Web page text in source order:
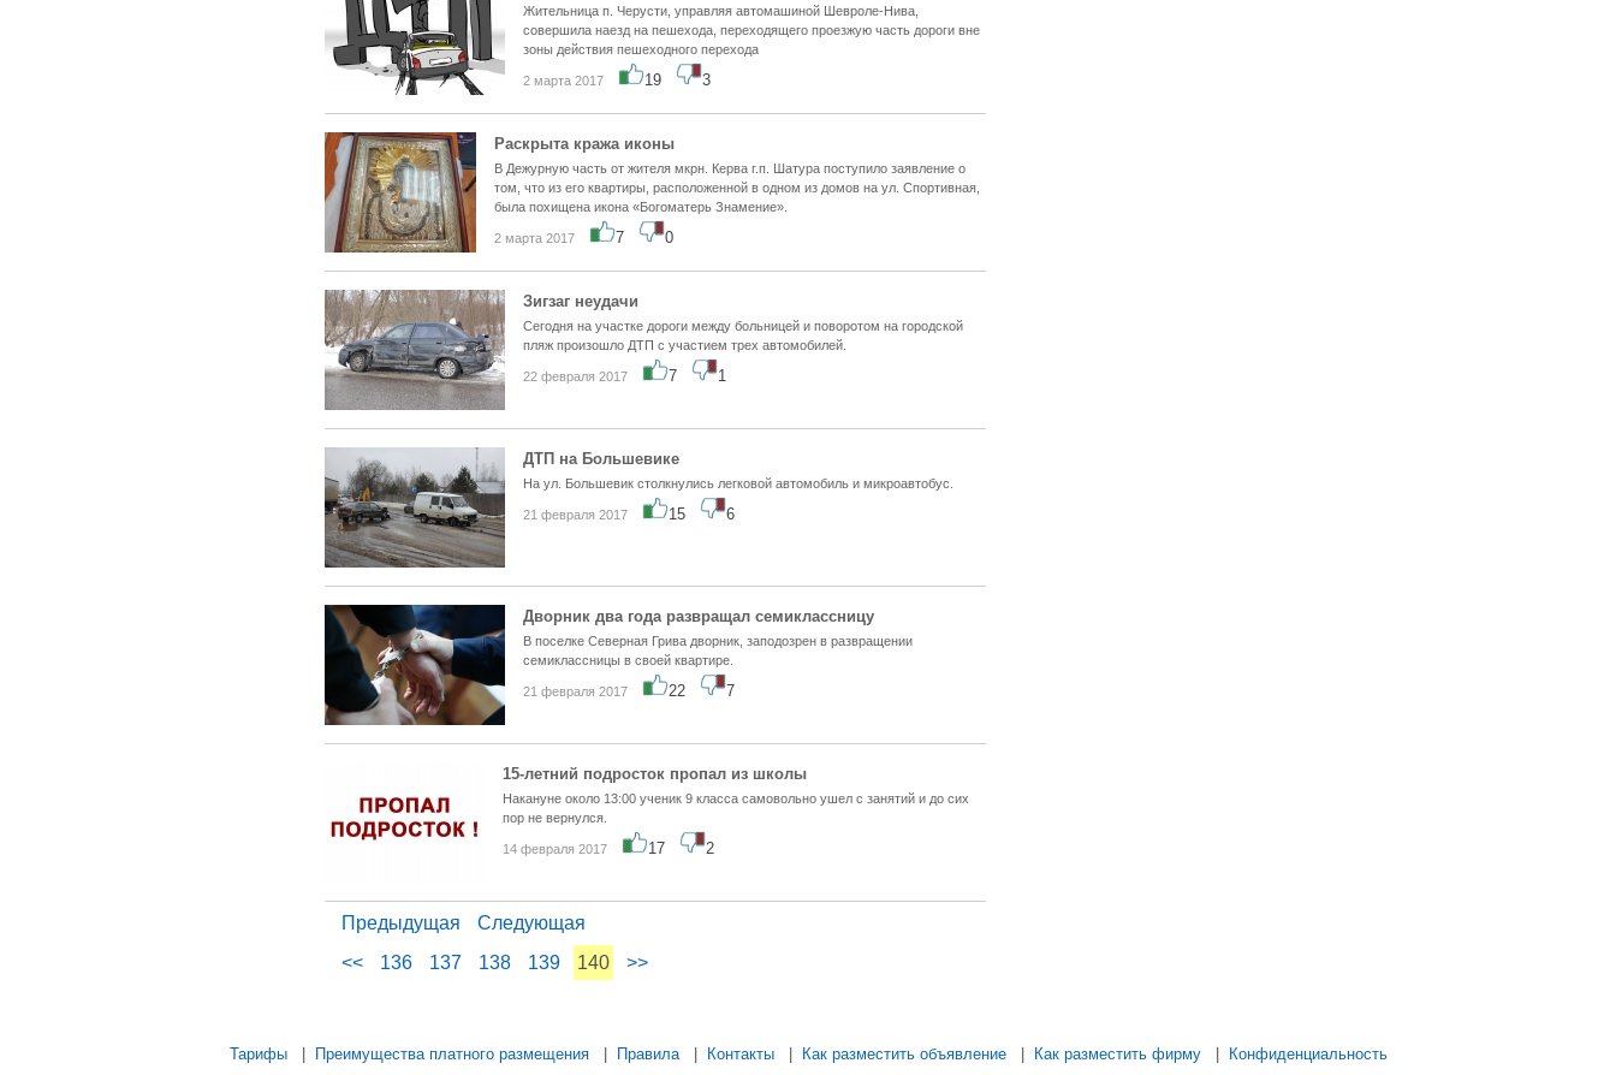
Жительница п. Черусти, управляя автомашиной Шевроле-Нива,
совершила наезд на пешехода, переходящего проезжую часть дороги вне
зоны действия пешеходного перехода
2 марта 2017 19 3
Раскрыта кража иконы
В Дежурную часть от жителя мкрн. Керва г.п. Шатура поступило заявление о
том, что из его квартиры, расположенной в одном из домов на ул. Спортивная,
была похищена икона «Богоматерь Знамение».
2 марта 2017 7 0
Зигзаг неудачи
Сегодня на участке дороги между больницей и поворотом на городской
пляж произошло ДТП с участием трех автомобилей.
22 февраля 2017 7 1
ДТП на Большевике
На ул. Большевик столкнулись легковой автомобиль и микроавтобус.
21 февраля 2017 15 6
Дворник два года развращал семиклассницу
В поселке Северная Грива дворник, заподозрен в развращении
семиклассницы в своей квартире.
21 февраля 2017 22 7
15-летний подросток пропал из школы
Накануне около 13:00 ученик 9 класса самовольно ушел с занятий и до сих
пор не вернулся.
14 февраля 2017 17 2
Предыдущая
Следующая
<<
136 137 138 139 140 >>
Тарифы| Преимущества платного размещения| Правила| Контакты| Как разместить объявление| Как разместить фирму| Конфиденциальность